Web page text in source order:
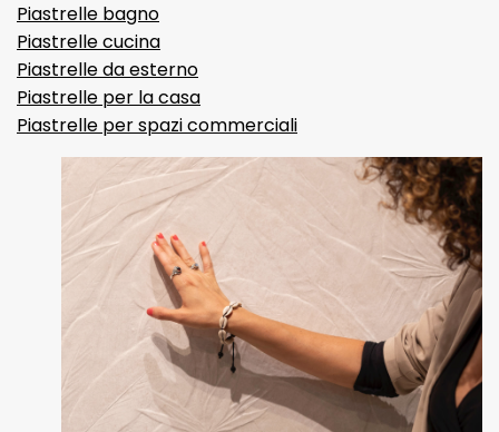
Piastrelle bagno
Piastrelle cucina
Piastrelle da esterno
Piastrelle per la casa
Piastrelle per spazi commerciali